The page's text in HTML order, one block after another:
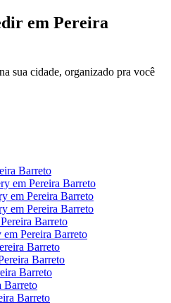
em Pereira
sua cidade, organizado pra você
Barreto
em Pereira Barreto
em Pereira Barreto
em Pereira Barreto
Pereira Barreto
em Pereira Barreto
Barreto
Barreto
Barreto
Barreto
Barreto